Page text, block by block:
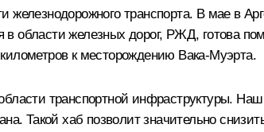
железнодорожного транспорта. В мае в
области железных дорог, РЖД, готова
к месторождению Вака-Муэрта.
транспортной инфраструктуры. Наш
Такой хаб позволит значительно